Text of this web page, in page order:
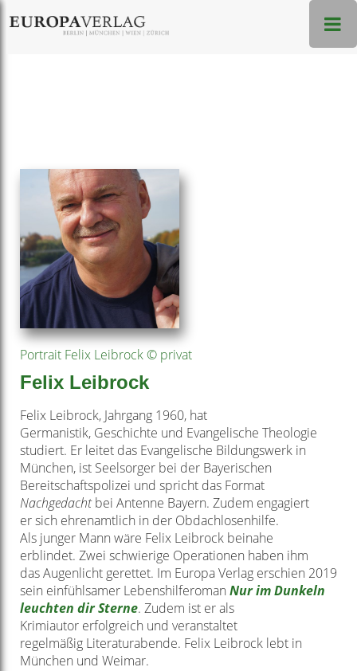
Portrait Felix Leibrock © privat
Felix Leibrock
Felix Leibrock, Jahrgang 1960, hat
Germanistik, Geschichte und Evangelische Theologie
studiert. Er leitet das Evangelische Bildungswerk in
München, ist Seelsorger bei der Bayerischen
Bereitschaftspolizei und spricht das Format
Nachgedacht bei Antenne Bayern. Zudem engagiert
ersich ehrenamtlich in der Obdachlosenhilfe.
Als junger Mann wäre Felix Leibrock beinahe
erblindet. Zwei schwierige Operationen haben ihm
dasAugenlicht gerettet. Im Europa Verlag erschien 2019
sein einfühlsamer Lebenshilferoman Nur imDunkeln
leuchten dir Sterne. Zudem ist er als
Krimiautor erfolgreich und veranstaltet
regelmäßig Literaturabende. Felix Leibrock lebt in
München und Weimar.